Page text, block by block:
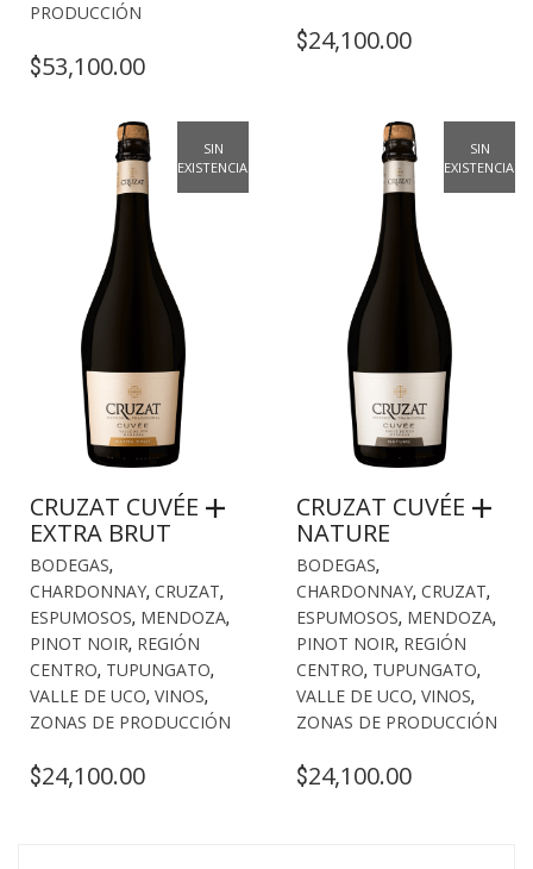
PRODUCCIÓN
$53,100.00
$24,100.00
SIN
EXISTENCIAS
CRUZAT CUVÉE
EXTRA BRUT
BODEGAS,
CHARDONNAY, CRUZAT,
ESPUMOSOS, MENDOZA,
PINOT NOIR, REGIÓN
CENTRO, TUPUNGATO,
VALLE DE UCO, VINOS,
ZONAS DE PRODUCCIÓN
$24,100.00
SIN
EXISTENCIAS
CRUZAT CUVÉE
NATURE
BODEGAS,
CHARDONNAY, CRUZAT,
ESPUMOSOS, MENDOZA,
PINOT NOIR, REGIÓN
CENTRO, TUPUNGATO,
VALLE DE UCO, VINOS,
ZONAS DE PRODUCCIÓN
$24,100.00